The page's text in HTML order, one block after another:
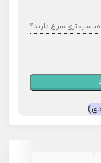
تری سراغ دارید؟